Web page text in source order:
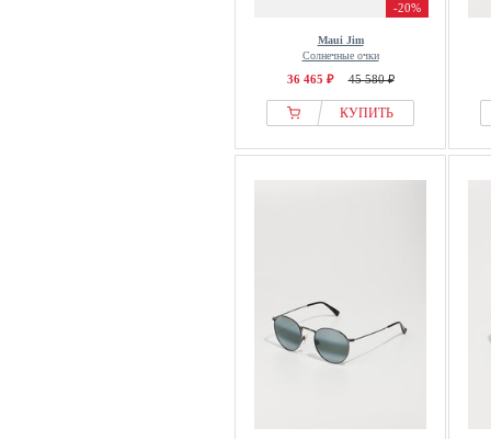
-20%
Maui Jim
Солнечные очки
36 465 ₽ 45 580 ₽
КУПИТЬ